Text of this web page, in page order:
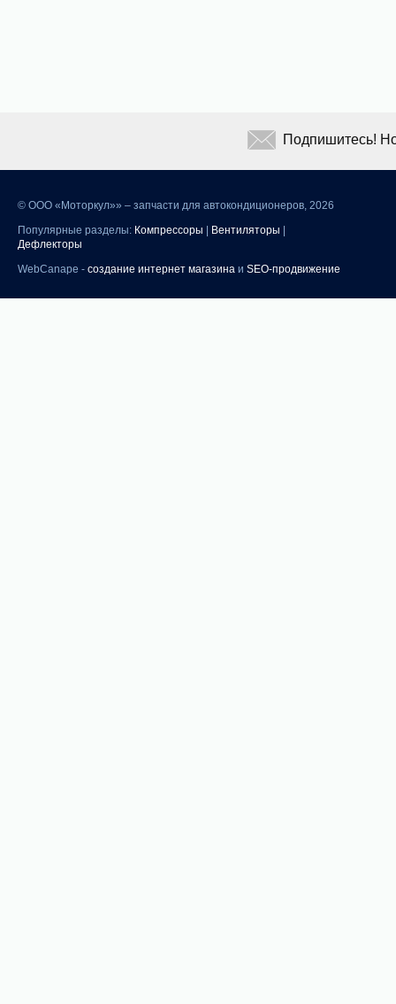
© ООО «Моторкул»» – запчасти для автокондиционеров, 2026
Популярные разделы: Компрессоры Вентиляторы
Дефлекторы
WebCanape - создание интернет магазина и SEO-продвижение
Подпишитесь!